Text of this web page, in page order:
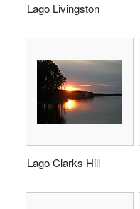
Lago Livingston
Lago Clarks Hill